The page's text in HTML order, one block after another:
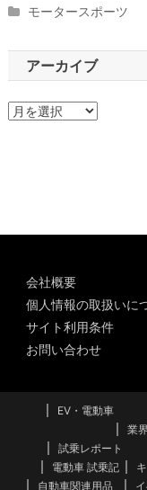
モータースポーツ
アーカイブ
ア
会社概要
個人情報の取扱いに
サイト利用条件
お問い合わせ
EV・電動車
業
試乗レポート
電動車 試乗記
自動車関連用品